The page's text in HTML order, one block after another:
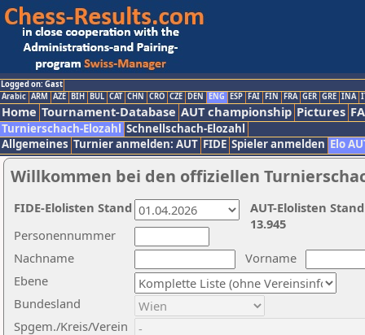
Logged on: Gast
Arabic ARM AZE BIH BUL CAT CHN CRO CZE DEN ENG ESP FAI FIN FRA GER GRE INA
Home Tournament-Database AUT championship Pictures
Turnierschach-Elozahl Schnellschach-Elozahl
Allgemeines Turnier anmelden: AUT FIDE Spieler anmelden Elo
Willkommen bei den offiziellen
Nachname
Vorname
Ebene
Personennummer
Bundesland
Spgem./Kreis/Verein
AUT-Elolisten
13.945
FIDE-Elolisten Stand